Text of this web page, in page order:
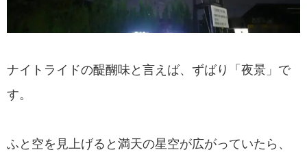
ナイトライドの醍醐味と言えば、ずばり「夜景」で
す。
ふと空を見上げると満天の星空が広がっていたら、